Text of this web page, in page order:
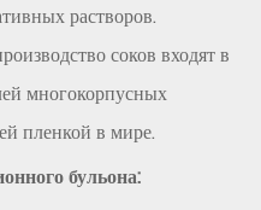
растворов.
соков входят в
многокорпусных
пленкой в ​​мире.
бульона: